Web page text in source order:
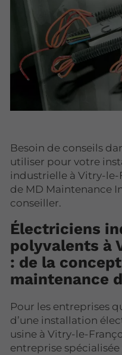
Besoin de conseils
utiliser pour votre
industrielle à Vitry-le-
de MD Maintenance
conseiller.
Électriciens
polyvalents à
: de la
maintenance
Pour les entreprises
d’une installation
usine à Vitry-le-
entreprise